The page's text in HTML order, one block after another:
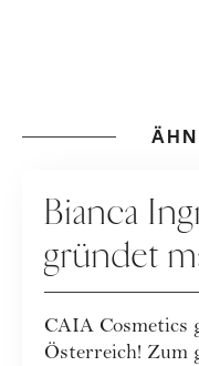
Bianca
gründet
CAIA Cosmetics
Österreich! Zum